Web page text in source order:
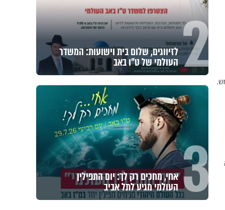
2 לזיווגים, שלום בית וישועות: המשדר
העולמי של ט"ו באב
3 אחי, מחכים רק לך: יום התפילין
העולמי מגיע לתל אביב